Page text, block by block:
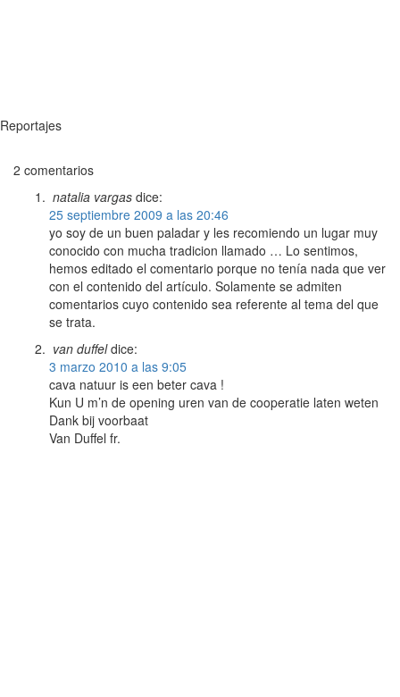
Reportajes
2 comentarios
natalia vargas dice:
25 septiembre 2009 a las 20:46
yo soy de un buen paladar y les recomiendo un lugar muy
conocido con mucha tradicion llamado … Lo sentimos,
hemos editado el comentario porque no tenía nada que ver
con el contenido del artículo. Solamente se admiten
comentarios cuyo contenido sea referente al tema del que
se trata.
van duffel dice:
3 marzo 2010 a las 9:05
cava natuur is een beter cava !
Kun U m’n de opening uren van de cooperatie laten weten
Dank bij voorbaat
Van Duffel fr.